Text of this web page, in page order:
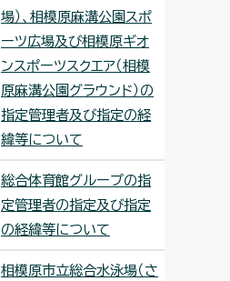
場）、相模原麻溝公園スポ
ーツ広場及び相模原ギオ
ンスポーツスクエア（相模
原麻溝公園グラウンド）の
指定管理者及び指定の経
緯等について
総合体育館グループの指
定管理者の指定及び指定
の経緯等について
相模原市立総合水泳場（さ